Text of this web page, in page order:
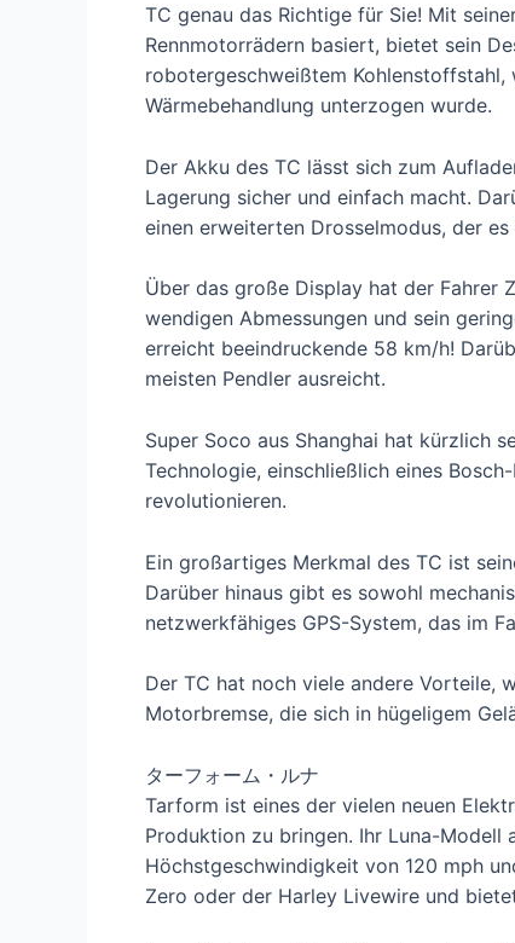
TC genau das Richtige für Sie! Mit
Rennmotorrädern basiert, bietet sein
robotergeschweißtem Kohlenstoffstahl,
Wärmebehandlung unterzogen wurde.
Der Akku des TC lässt sich zum
Lagerung sicher und einfach macht.
einen erweiterten Drosselmodus, der
Über das große Display hat der Fahrer
wendigen Abmessungen und sein
erreicht beeindruckende 58 km/h!
meisten Pendler ausreicht.
Super Soco aus Shanghai hat kürzlich
Technologie, einschließlich eines
revolutionieren.
Ein großartiges Merkmal des TC ist
Darüber hinaus gibt es sowohl
netzwerkfähiges GPS-System, das im
Der TC hat noch viele andere Vorteile,
Motorbremse, die sich in hügeligem
ターフォーム・ルナ
Tarform ist eines der vielen neuen
Produktion zu bringen. Ihr Luna-
Höchstgeschwindigkeit von 120 mph
Zero oder der Harley Livewire und